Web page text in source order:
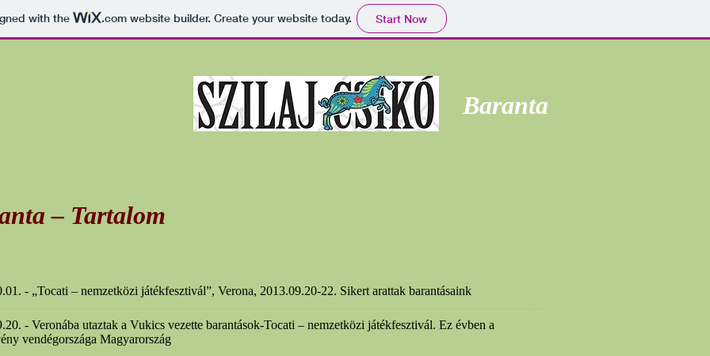
with the .comwebsite builder. Create your website today. Start Now
Baranta
– Tartalom
- „Tocati – nemzetközi játékfesztivál”, Verona, 2013.09.20-22. Sikert arattak barantásaink
- Veronába utaztak a Vukics vezette barantások-Tocati – nemzetközi játékfesztivál. Ez évben a
vendégországa Magyarország